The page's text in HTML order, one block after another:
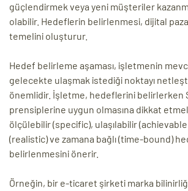
güçlendirmek veya yeni müşteriler
olabilir. Hedeflerin belirlenmesi, dijital
temelini oluşturur.
Hedef belirleme aşaması, işletmenin
gelecekte ulaşmak istediği noktayı
önemlidir. İşletme, hedeflerini belirlerken
prensiplerine uygun olmasına dikkat
ölçülebilir (specific), ulaşılabilir
(realistic) ve zamana bağlı (time-bound)
belirlenmesini önerir.
Örneğin, bir e-ticaret şirketi marka